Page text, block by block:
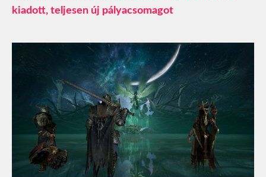
kiadott, teljesen új pályacsomagot